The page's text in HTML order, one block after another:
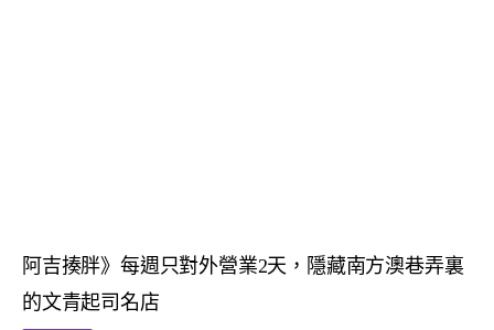
阿吉揍胖》每週只對外營業2天，隱藏南方澳巷弄裏
的文青起司名店